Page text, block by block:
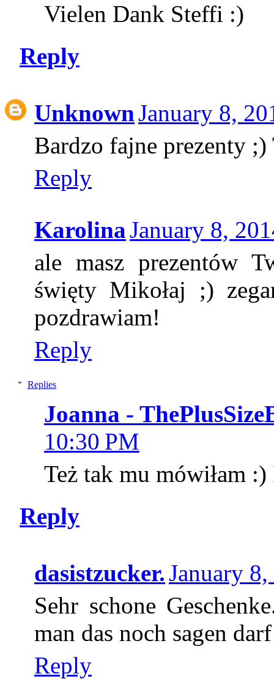
Vielen Dank Steffi :)
Reply
UnknownJanuary 8,
Bardzo fajne prezenty
Reply
KarolinaJanuary 8,
ale masz prezentów
święty Mikołaj ;)
pozdrawiam!
Reply
Replies
Joanna -
10:30 PM
Też tak mu mówiłam
Reply
dasistzucker.January
Sehr schone
man das noch sagen
Reply